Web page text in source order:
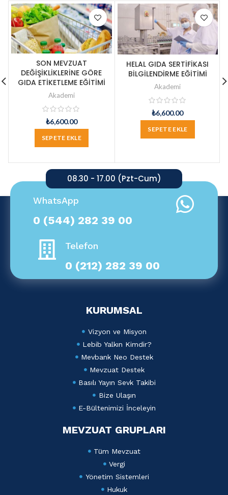
SON MEVZUAT
DEĞİŞİKLİKLERİNE GÖRE
GIDA ETİKETLEME EĞİTİMİ
Akademi
₺6,600.00
SEPETE EKLE
HELAL GIDA SERTİFİKASI
BİLGİLENDİRME EĞİTİMİ
Akademi
₺6,600.00
SEPETE EKLE
08.30 - 17.00 (Pzt-Cum)
WhatsApp
0 (544) 282 39 00
Telefon
0 (212) 282 39 00
KURUMSAL
Vizyon ve Misyon
Lebib Yalkın Kimdir?
Mevbank Neo Destek
Mevzuat Destek
Basılı Yayın Sevk Takibi
Bize Ulaşın
E-Bültenimizi İnceleyin
MEVZUAT GRUPLARI
Tüm Mevzuat
Vergi
Yönetim Sistemleri
Hukuk